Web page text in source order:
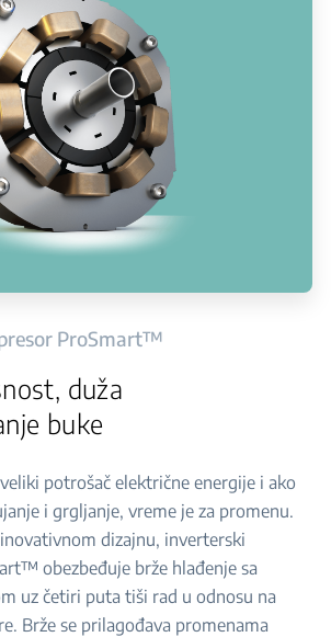
ProSmart™
duža
buke
potrošač električne energije i ako
i grgljanje, vreme je za promenu.
dizajnu, inverterski
obezbeđuje brže hlađenje sa
uz četiri puta tiši rad u odnosu na
Brže se prilagođava promenama